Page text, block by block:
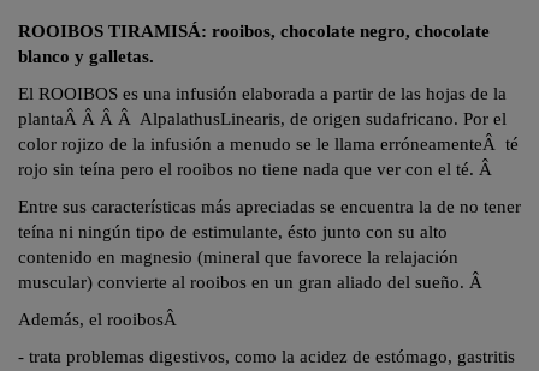
ROOIBOS TIRAMISÁ: rooibos, chocolate negro, chocolate
blanco y galletas.
El ROOIBOS es una infusión elaborada a partir de las hojas de la
plantaÂ Â Â Â AlpalathusLinearis, de origen sudafricano. Por el
color rojizo de la infusión a menudo se le llama erróneamenteÂ té
rojo sin teína pero el rooibos no tiene nada que ver con el té. Â
Entre sus características más apreciadas se encuentra la de no tener
teína ni ningún tipo de estimulante, ésto junto con su alto
contenido en magnesio (mineral que favorece la relajación
muscular) convierte al rooibos en un gran aliado del sueño. Â
Además, el rooibosÂ
- trata problemas digestivos, como la acidez de estómago, gastritis